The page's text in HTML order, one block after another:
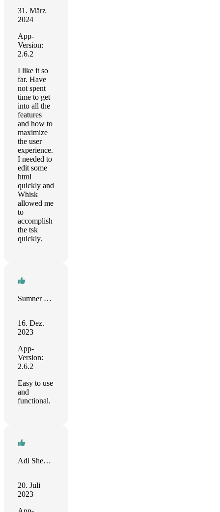
31. März
2024
App-
Version:
2.6.2
I like it so
far. Have
not spent
time to get
into all the
features
and how to
maximize
the user
experience.
I needed to
edit some
html
quickly and
Whisk
allowed me
to
accomplish
the tsk
quickly.
Sumner Gerard
16. Dez.
2023
App-
Version:
2.6.2
Easy to use
and
functional.
Adi Sheward-Himpson
20. Juli
2023